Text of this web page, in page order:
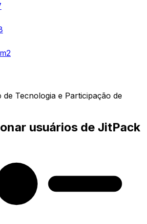
2
de Tecnologia e Participação de
usuários de JitPack